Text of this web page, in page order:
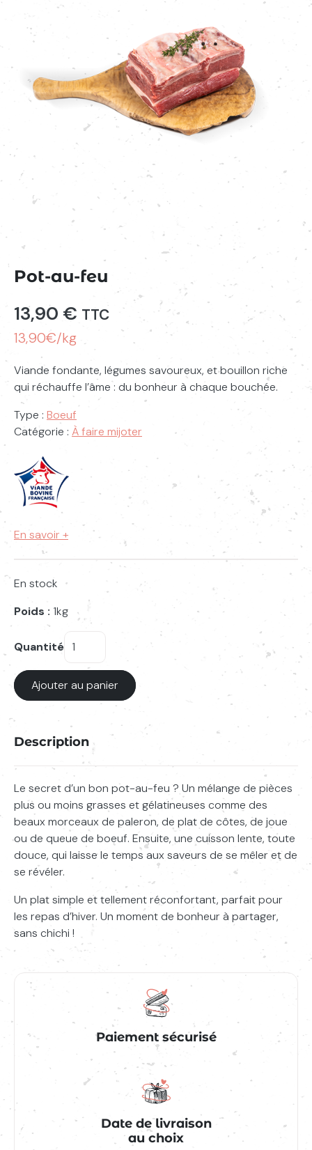
Saisissez votre recherche
Pot-au-feu
13,90 € TTC
13,90€/kg
Viande fondante, légumes savoureux, et bouillon riche
qui réchauffe l’âme : du bonheur à chaque bouchée.
Type : Boeuf
Catégorie : À faire mijoter
En savoir +
En stock
Poids : 1kg
quantité
de
Pot-
au-
feu
Quantité
Ajouter au panier
Description
Le secret d’un bon pot-au-feu ? Un mélange de pièces
plus ou moins grasses et gélatineuses comme des
beaux morceaux de paleron, de plat de côtes, de joue
ou de queue de boeuf. Ensuite, une cuisson lente, toute
douce, qui laisse le temps aux saveurs de se mêler et de
se révéler.
Un plat simple et tellement réconfortant, parfait pour
les repas d’hiver. Un moment de bonheur à partager,
sans chichi !
Paiement sécurisé
Date de livraison
au choix